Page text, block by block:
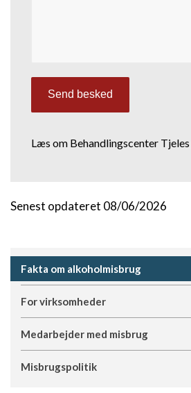
Læs om Behandlingscenter Tjeles
Senest opdateret 08/06/2026
Fakta om alkoholmisbrug
For virksomheder
Medarbejder med misbrug
Misbrugspolitik